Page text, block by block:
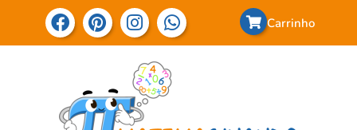
Carrinho